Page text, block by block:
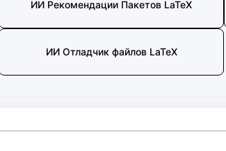
ИИ Рекомендации Пакетов LaTeX
ИИ Отладчик файлов LaTeX